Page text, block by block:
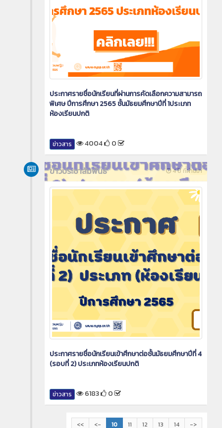
ประกาศรายชื่อนักเรียนที่ผ่านการคัดเลือกความสามารถ
พิเศษ ปีการศึกษา 2565 ชั้นมัธยมศึกษาปีที่ 1ประเภท
ห้องเรียนปกติ
ข่าวสาร 4004 0
4 ปี ที่ผ่านมา
ข่าวประชาสัมพันธ์
ประกาศรายชื่อนักเรียนเข้าศึกษาต่อชั้นมัธยมศึกษาปีที่ 4
(รอบที่ 2) ประเภทห้องเรียนปกติ
ข่าวสาร 6183 0
<< <- 10 11 12 13 14 ->